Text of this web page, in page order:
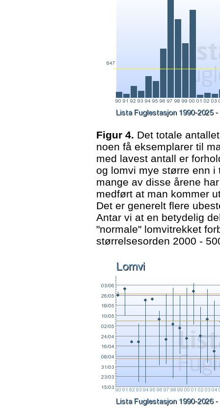
Figur 4. Det totale
noen få eksemplarer til
med lavest antall er
og lomvi mye større enn
mange av disse årene
medført at man kommer
Det er generelt flere
Antar vi at en betydelig
"normale" lomvitrekket
størrelsesorden 2000 -